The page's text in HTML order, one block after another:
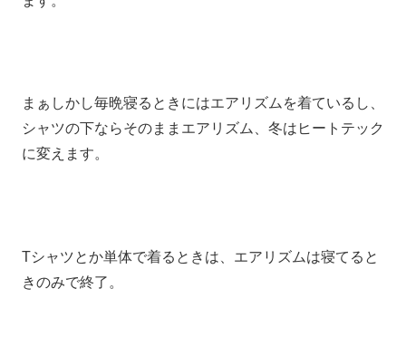
まぁしかし毎晩寝るときにはエアリズムを着ているし、
シャツの下ならそのままエアリズム、冬はヒートテック
に変えます。
Tシャツとか単体で着るときは、エアリズムは寝てると
きのみで終了。